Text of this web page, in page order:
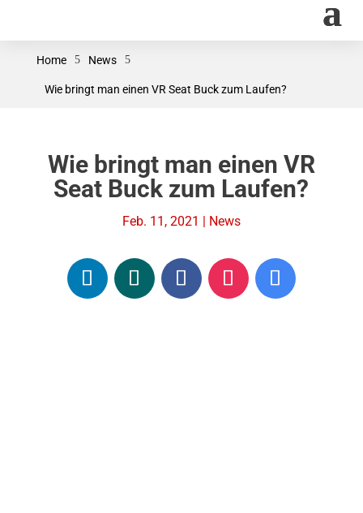
Home 5 News 5
Wie bringt man einen VR Seat Buck zum Laufen?
Wie bringt man einen VR
Seat Buck zum Laufen?
Feb. 11, 2021 | News